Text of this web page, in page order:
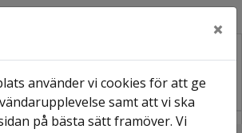
×
använder vi cookies för att ge
samt att vi ska
på bästa sätt framöver. Vi